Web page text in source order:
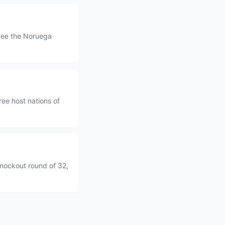
the Noruega
host nations of
round of 32,